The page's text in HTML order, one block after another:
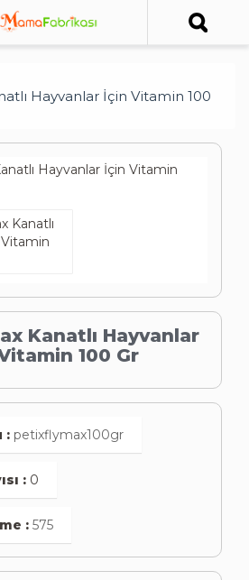
Hayvanlar İçin Vitamin 100
Kanatlı Hayvanlar
100 Gr
: petixflymax100gr
: 0
: 575